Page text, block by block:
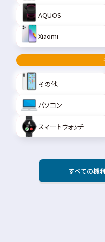
AQUOS
Xiaomi
その他
パソコン
スマートウォッチ
すべての機